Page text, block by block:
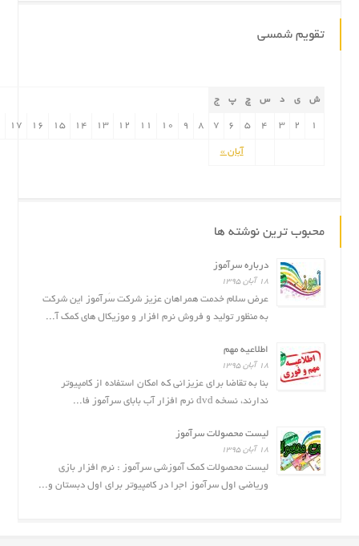
تقویم شمسی
ش ی د س چ پ ج
آبان »
۱ ۲ ۳ ۴ ۵ ۶ ۷ ۸ ۹ ۱۰ ۱۱ ۱۲ ۱۳ ۱۴ ۱۵ ۱۶ ۱۷
محبوب ترین نوشته ها
درباره سرآموز
۱۸ آبان ۱۳۹۵
عرض سلام خدمت همراهان عزیز شرکت سَرآموز این شرکت
به منظور تولید و فروش نرم افزار و موزیکال های کمک آ...
اطلاعیه مهم
۱۸ آبان ۱۳۹۵
بنا به تقاضا برای عزیزانی که امکان استفاده از کامپیوتر
ندارند، نسخه dvd نرم افزار آب بابای سرآموز فا...
لیست محصولات سرآموز
۱۸ آبان ۱۳۹۵
لیست محصولات کمک آموزشی سرآموز : نرم افزار بازى
وریاضی اول سرآموز اجرا در کامپیوتر برای اول دبستان و...